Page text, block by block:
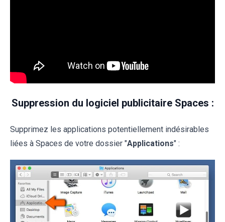
Suppression du logiciel publicitaire Spaces :
Supprimez les applications potentiellement indésirables
liées à Spaces de votre dossier "Applications" :